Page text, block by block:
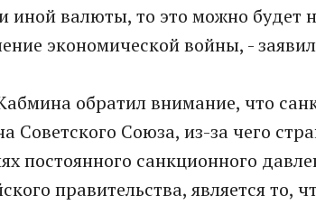
иной валюты, то это можно будет
экономической войны, -
обратил внимание, что
Советского Союза, из-за чего
постоянного санкционного
правительства, является то,